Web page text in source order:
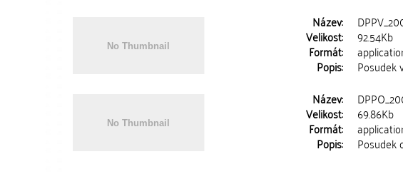
Název:
Velikost: 92.54Kb
Formát:
Popis: Posudek
Název:
Velikost: 69.86Kb
Formát:
Popis: Posudek